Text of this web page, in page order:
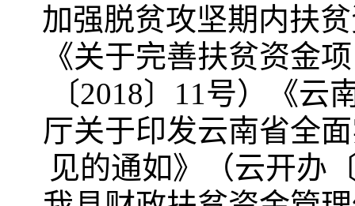
加强脱贫攻坚期内扶
《关于完善扶贫资金
〔2018〕 11号）《云
厅关于印发云南省全
见的通如》（云开办